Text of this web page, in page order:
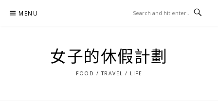
MENU
女子的休假計劃
FOOD / TRAVEL / LIFE